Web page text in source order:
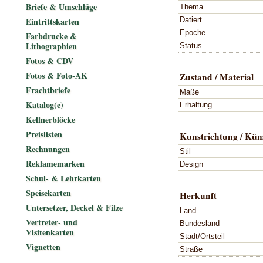
Thema
Datiert
Epoche
Status
Zustand / Material
Maße
Erhaltung
Kunstrichtung /
Stil
Design
Herkunft
Land
Bundesland
Stadt/Ortsteil
Straße
Briefe & Umschläge
Eintrittskarten
Farbdrucke &
Lithographien
Fotos & CDV
Fotos & Foto-AK
Frachtbriefe
Katalog(e)
Kellnerblöcke
Preislisten
Rechnungen
Reklamemarken
Schul- & Lehrkarten
Speisekarten
Untersetzer, Deckel & Filze
Vertreter- und
Visitenkarten
Vignetten